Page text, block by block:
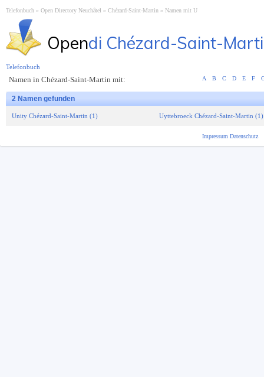
Telefonbuch Open Directory Neuchâtel Chézard-Saint-Martin Namen mit U
Opendi Chézard-Saint-
Namen in Chézard-Saint-Martin mit: A B C D E F
2 Namen gefunden
Unity Chézard-Saint-Martin (1) Uyttebroeck Chézard-Saint-Martin (1)
Telefonbuch
Impressum Datenschutz